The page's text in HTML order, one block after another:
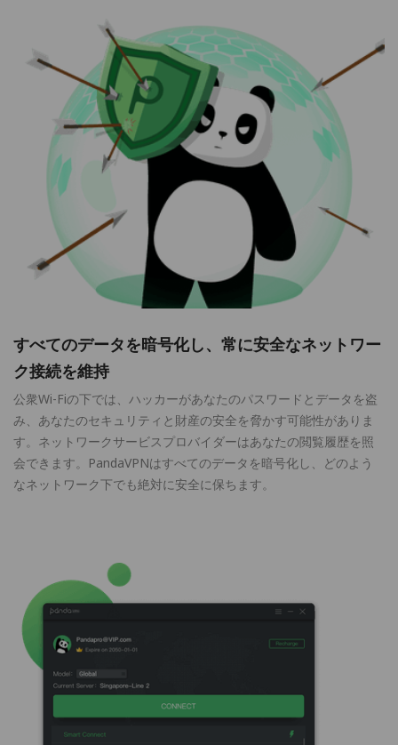
すべてのデータを暗号化し、常に安全なネットワー
ク接続を維持
公衆Wi-Fiの下では、ハッカーがあなたのパスワードとデータを盗
み、あなたのセキュリティと財産の安全を脅かす可能性がありま
す。ネットワークサービスプロバイダーはあなたの閲覧履歴を照
会できます。PandaVPNはすべてのデータを暗号化し、どのよう
なネットワーク下でも絶対に安全に保ちます。